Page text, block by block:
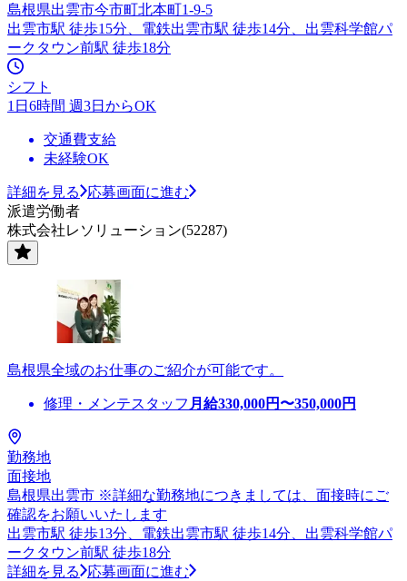
島根県出雲市今市町北本町1-9-5
出雲市駅 徒歩15分、電鉄出雲市駅 徒歩14分、出雲科学館パ
ークタウン前駅 徒歩18分
シフト
1日6時間 週3日からOK
交通費支給
未経験OK
詳細を見る
応募画面に進む
派遣労働者
株式会社レソリューション(52287)
島根県全域のお仕事のご紹介が可能です。
修理・メンテスタッフ 月給330,000円〜350,000円
勤務地
面接地
島根県出雲市 ※詳細な勤務地につきましては、面接時にご
確認をお願いいたします
出雲市駅 徒歩13分、電鉄出雲市駅 徒歩14分、出雲科学館パ
ークタウン前駅 徒歩18分
詳細を見る
応募画面に進む